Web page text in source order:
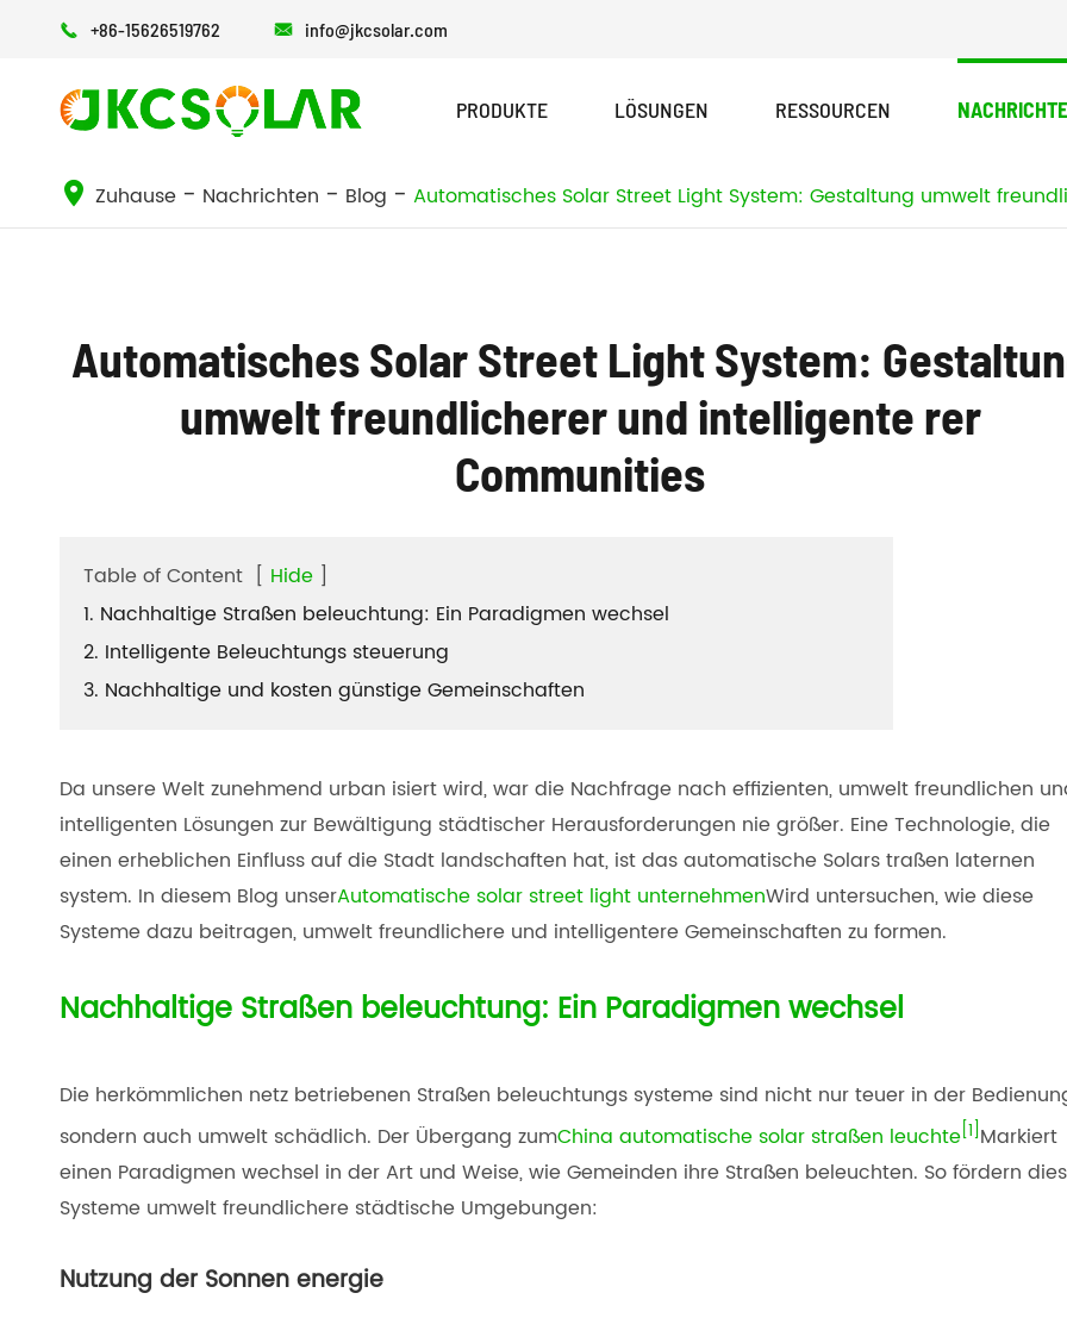
 +86-15626519762  info@jkcsolar.com
PRODUKTE LÖSUNGEN RESSOURCEN
Zuhause Nachrichten Blog Automatisches Solar Street Light System: Gestaltung umwelt
Automatisches Solar Street Light System:
umwelt freundlicherer und intelligente rer
Communities
Table of Content [ Hide ]
1. Nachhaltige Straßen beleuchtung: Ein Paradigmen wechsel
2. Intelligente Beleuchtungs steuerung
3. Nachhaltige und kosten günstige Gemeinschaften
Da unsere Welt zunehmend urban isiert wird, war die Nachfrage nach effizienten, umwelt freundlichen
intelligenten Lösungen zur Bewältigung städtischer Herausforderungen nie größer. Eine Technologie, die
einen erheblichen Einfluss auf die Stadt landschaften hat, ist das automatische Solars traßen laternen
system. In diesem Blog unserAutomatische solar street light unternehmenWird untersuchen, wie diese
Systeme dazu beitragen, umwelt freundlichere und intelligentere Gemeinschaften zu formen.
Nachhaltige Straßen beleuchtung: Ein Paradigmen wechsel
Die herkömmlichen netz betriebenen Straßen beleuchtungs systeme sind nicht nur teuer in der
sondern auch umwelt schädlich. Der Übergang zumChina automatische solar straßen leuchte[1]Markiert
einen Paradigmen wechsel in der Art und Weise, wie Gemeinden ihre Straßen beleuchten. So fördern
Systeme umwelt freundlichere städtische Umgebungen:
Nutzung der Sonnen energie